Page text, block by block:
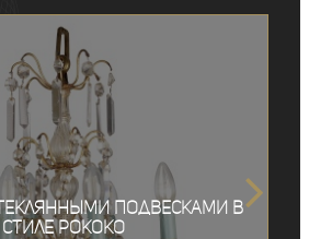
подвесками в
стиле рококо